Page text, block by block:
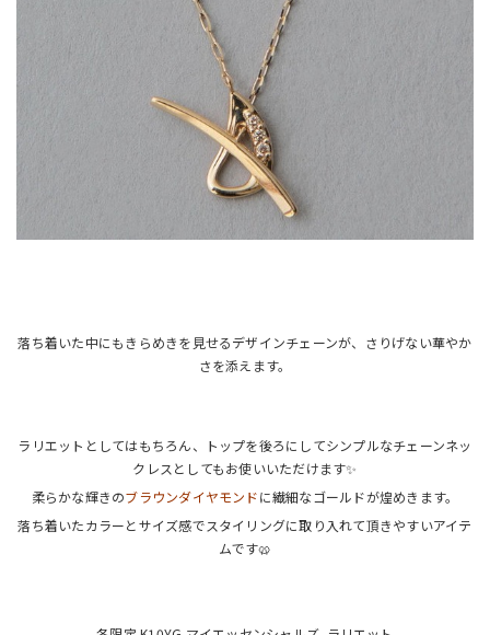
落ち着いた中にもきらめきを見せるデザインチェーンが、さりげない華やか
さを添えます。
ラリエットとしてはもちろん、トップを後ろにしてシンプルなチェーンネッ
クレスとしてもお使いいただけます✨
柔らかな輝きのブラウンダイヤモンドに繊細なゴールドが煌めきます。
落ち着いたカラーとサイズ感でスタイリングに取り入れて頂きやすいアイテ
ムです🥨